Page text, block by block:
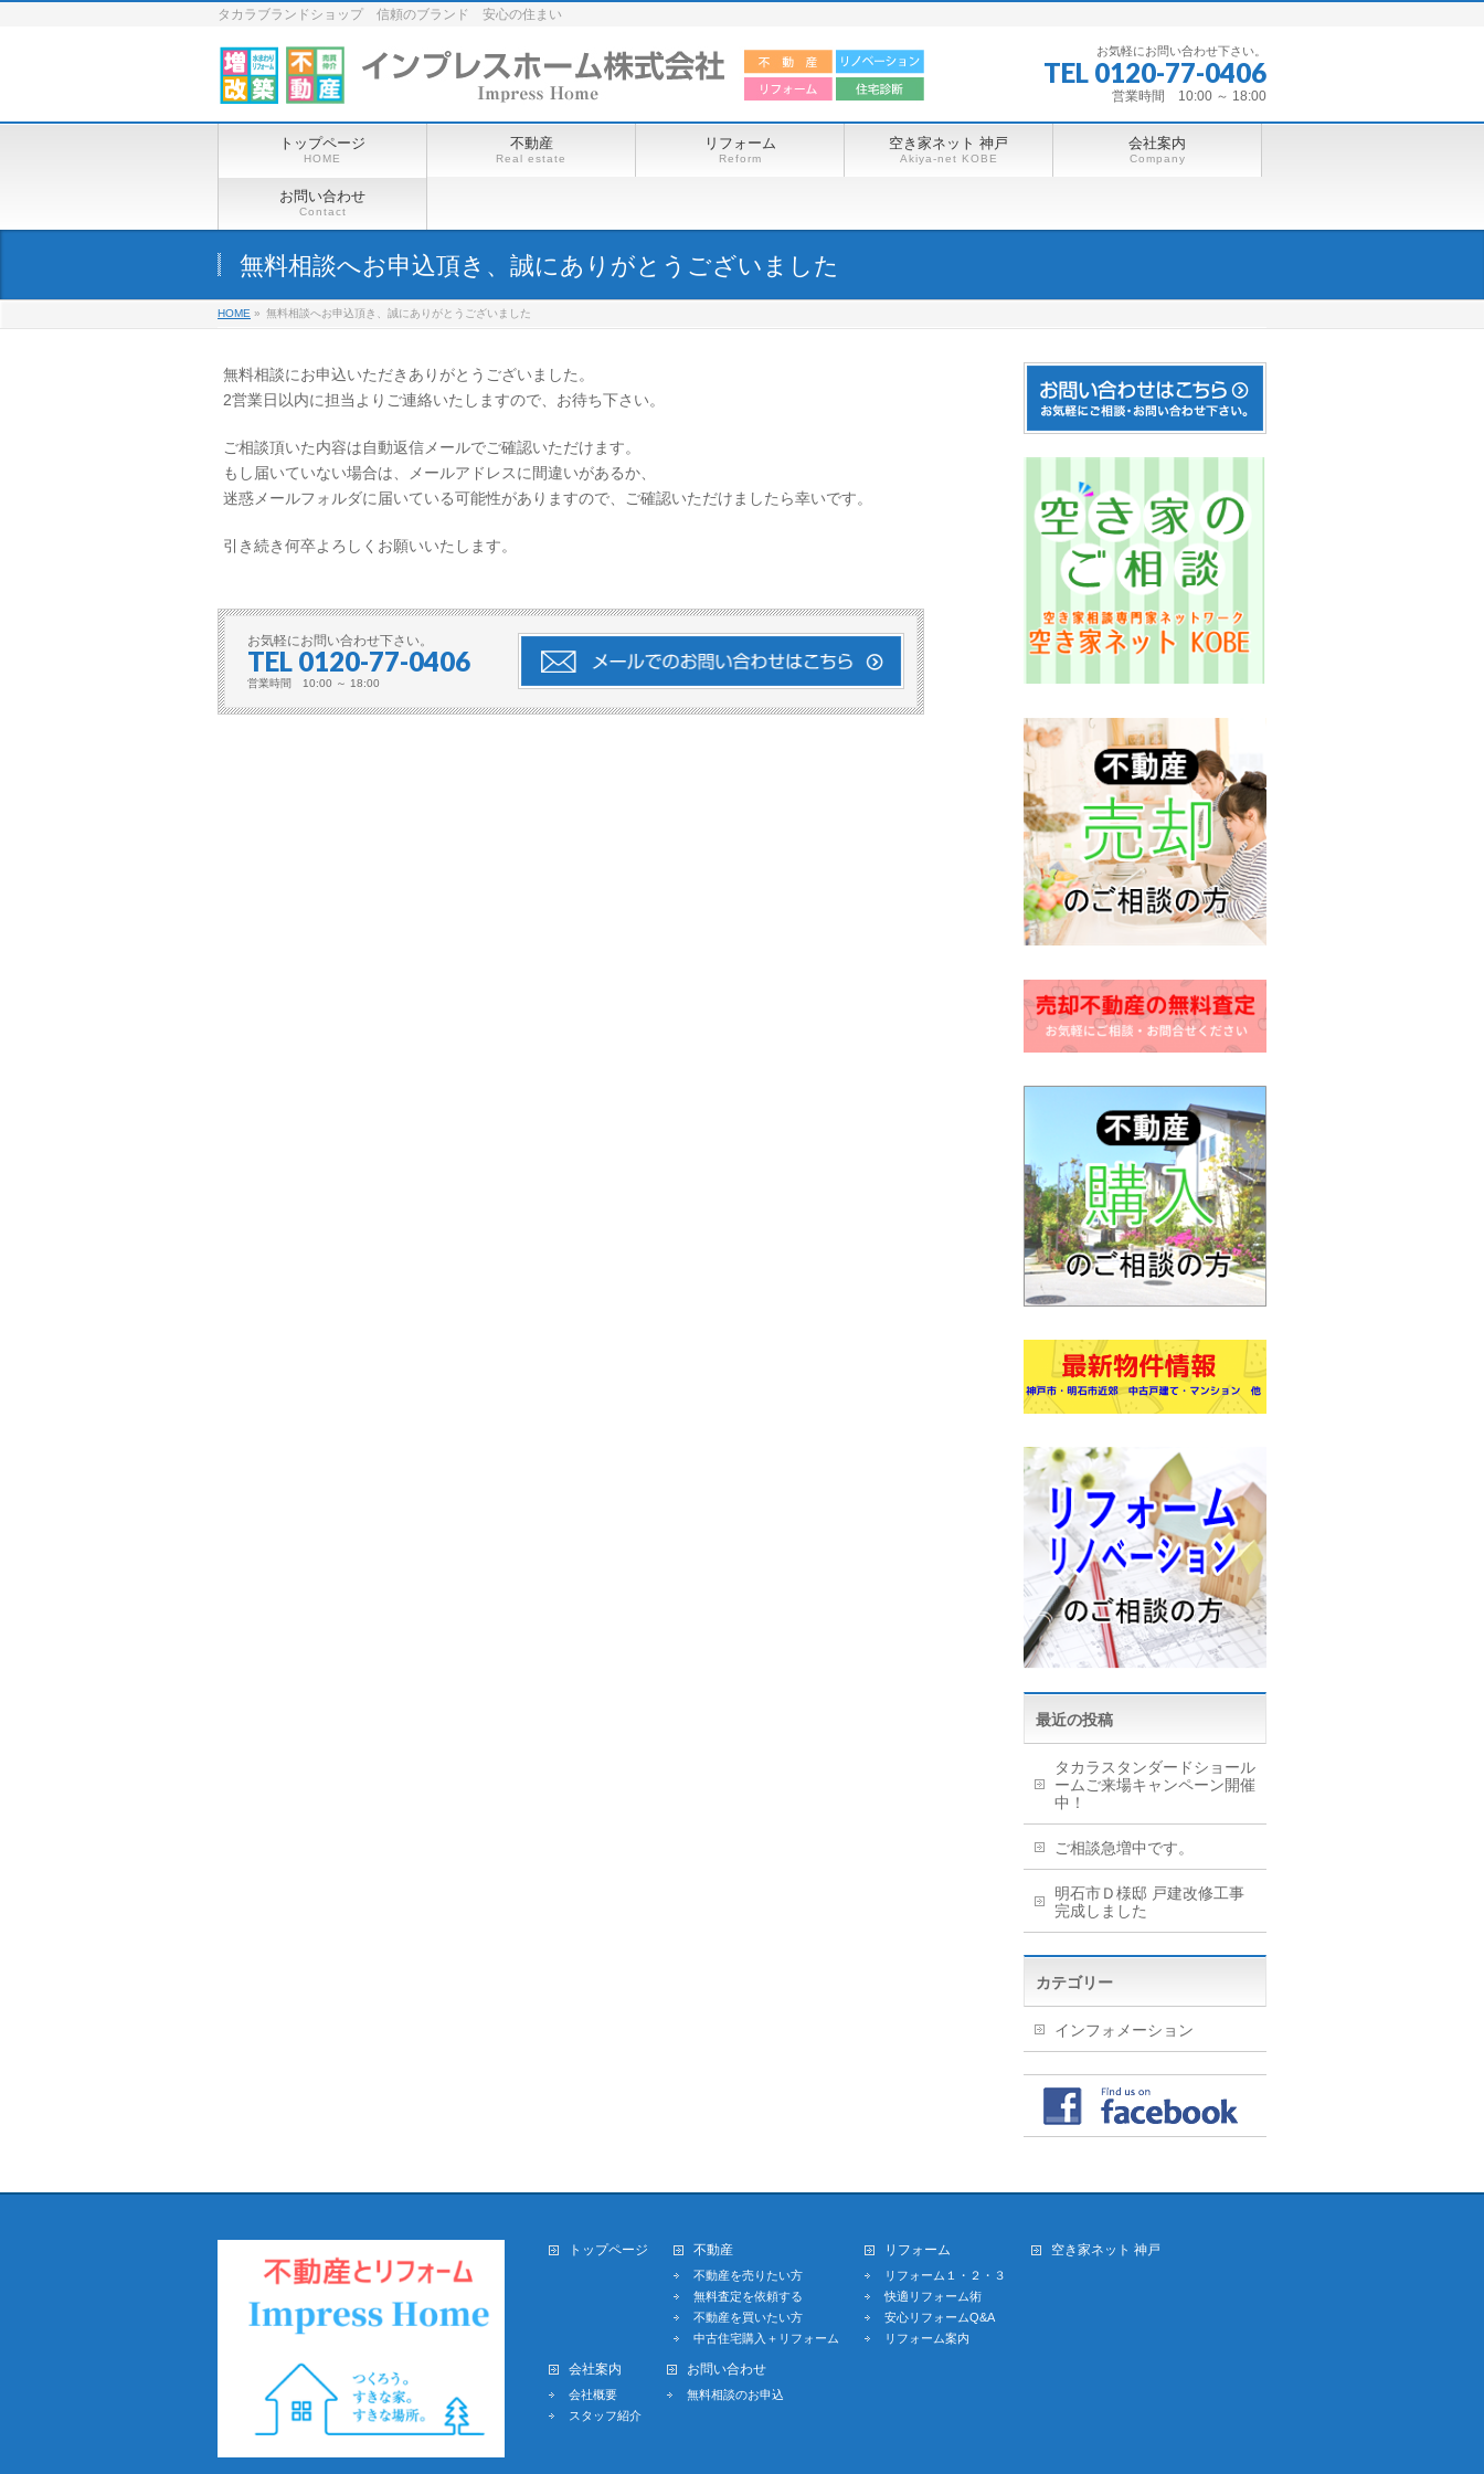
タカラブランドショップ 信頼のブランド 安心の住まい
お気軽にお問い合わせ下さい。
TEL 0120-77-0406
営業時間 10:00 ～ 18:00
トップページ
HOME
不動産
Real estate
リフォーム
Reform
空き家ネット 神戸
Akiya-net KOBE
会社案内
Company
お問い合わせ
Contact
無料相談へお申込頂き、誠にありがとうございました
HOME » 無料相談へお申込頂き、誠にありがとうございました
無料相談にお申込いただきありがとうございました。
2営業日以内に担当よりご連絡いたしますので、お待ち下さい。
ご相談頂いた内容は自動返信メールでご確認いただけます。
もし届いていない場合は、メールアドレスに間違いがあるか、
迷惑メールフォルダに届いている可能性がありますので、ご確認いただけましたら幸いです。
引き続き何卒よろしくお願いいたします。
お気軽にお問い合わせ下さい。
TEL 0120-77-0406
営業時間 10:00 ～ 18:00
最近の投稿
タカラスタンダードショール
ームご来場キャンペーン開催
中！
ご相談急増中です。
明石市Ｄ様邸 戸建改修工事
完成しました
カテゴリー
インフォメーション
トップページ 不動産
不動産を売りたい方
無料査定を依頼する
不動産を買いたい方
中古住宅購入＋リフォーム
リフォーム
リフォーム１・２・３
快適リフォーム術
安心リフォームQ&A
リフォーム案内
空き家ネット 神戸
会社案内
会社概要
スタッフ紹介
お問い合わせ
無料相談のお申込